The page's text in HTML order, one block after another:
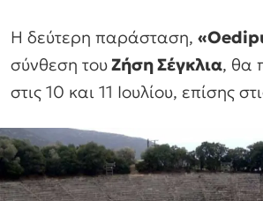
Η δεύτερη παράσταση,
σύνθεση τουΖήση Σέγκλια, θα
στις 10 και 11 Ιουλίου, επίσης